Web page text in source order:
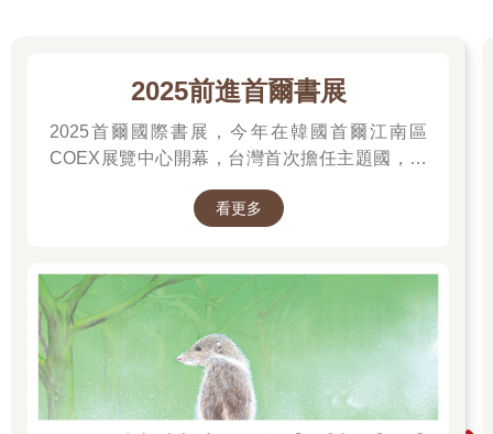
2025前進首爾書展
2025首爾國際書展，今年在韓國首爾江南區
COEX展覽中心開幕，台灣首次擔任主題國，有
他們的作品，並共享參展喜悅。
看更多